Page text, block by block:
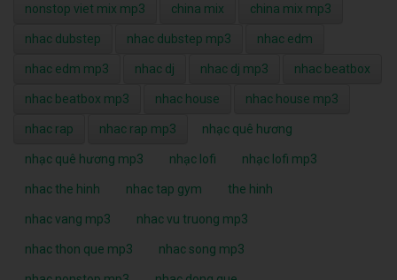
nonstop viet mix mp3 china mix china mix mp3
nhac dubstep nhac dubstep mp3 nhac edm
nhac edm mp3 nhac dj nhac dj mp3 nhac beatbox
nhac beatbox mp3 nhac house nhac house mp3
nhac rap nhac rap mp3 nhạc quê hương
nhạc quê hương mp3 nhạc lofi nhạc lofi mp3
nhac the hinh nhac tap gym the hinh
nhac vang mp3 nhac vu truong mp3
nhac thon que mp3 nhac song mp3